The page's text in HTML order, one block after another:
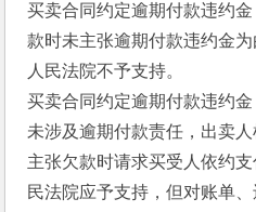
买卖合同约定逾期付款违约
款时未主张逾期付款违约金
人民法院不予支持。
买卖合同约定逾期付款违约
未涉及逾期付款责任，出卖
主张欠款时请求买受人依约
民法院应予支持，但对账单